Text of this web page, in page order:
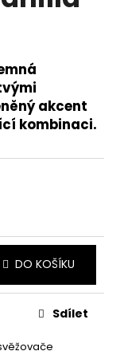
akcent
kombinaci.
DO KOŠÍKU
Sdílet